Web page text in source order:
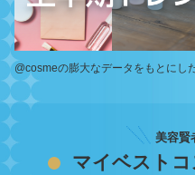
@cosmeの膨大なデータをもとにし
美容賢
マイベストコ